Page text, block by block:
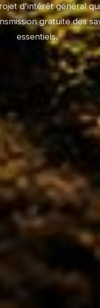
d'intérêt général
gratuite des
essentiels.